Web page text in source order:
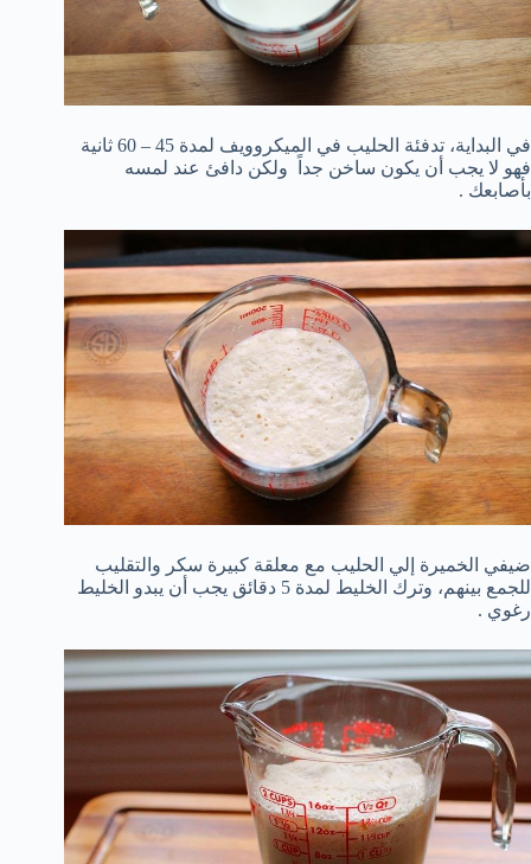
في البداية، تدفئة الحليب في الميكروويف لمدة 45 – 60 ثانية
فهو لا يجب أن يكون ساخن جداً ولكن دافئ عند لمسه
بأصابعك .
ضيفي الخميرة إلي الحليب مع معلقة كبيرة سكر والتقليب
للجمع بينهم، وترك الخليط لمدة 5 دقائق يجب أن يبدو الخليط
رغوي .